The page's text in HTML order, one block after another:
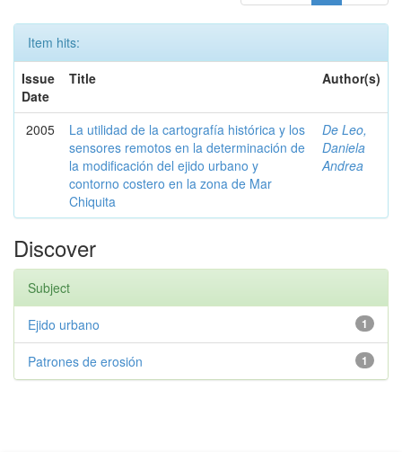
Item hits:
Issue
Date
Title Author(s)
2005
La utilidad de la cartografía histórica y los
sensores remotos en la determinación de
la modificación del ejido urbano y
contorno costero en la zona de Mar
Chiquita
De Leo,
Daniela
Andrea
Discover
Subject
1
Ejido urbano
1
Patrones de erosión